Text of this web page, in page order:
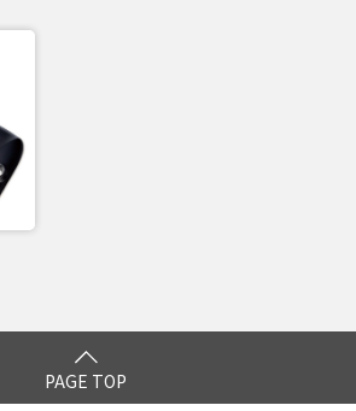
い方】
※最初はレベル１からゆっくりと強度
せて使用してください。本体の線に足
サイズによってかかとを合わせる位置
後ろの黒いところ
効果によるもの
閉じる
PAGE TOP